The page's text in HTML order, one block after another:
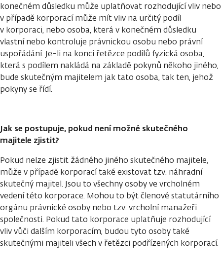
konečném důsledku může uplatňovat rozhodující vliv nebo
v případě korporací může mít vliv na určitý podíl
v korporaci, nebo osoba, která v konečném důsledku
vlastní nebo kontroluje právnickou osobu nebo právní
uspořádání. Je-li na konci řetězce podílů fyzická osoba,
která s podílem nakládá na základě pokynů někoho jiného,
bude skutečným majitelem jak tato osoba, tak ten, jehož
pokyny se řídí.
Jak se postupuje, pokud není možné skutečného
majitele zjistit?
Pokud nelze zjistit žádného jiného skutečného majitele,
může v případě korporací také existovat tzv. náhradní
skutečný majitel. Jsou to všechny osoby ve vrcholném
vedení této korporace. Mohou to být členové statutárního
orgánu právnické osoby nebo tzv. vrcholní manažeři
společnosti. Pokud tato korporace uplatňuje rozhodující
vliv vůči dalším korporacím, budou tyto osoby také
skutečnými majiteli všech v řetězci podřízených korporací.